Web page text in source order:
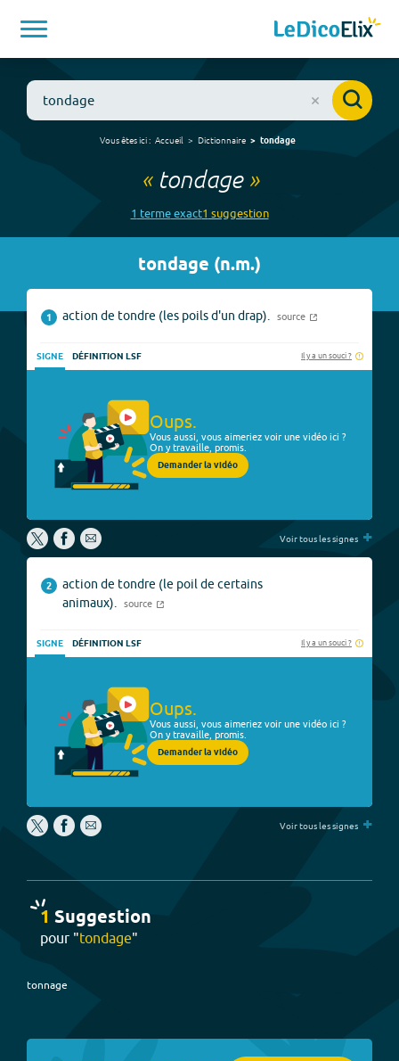
Vous êtes ici : Accueil Dictionnaire tondage
« tondage»
1 termeexact1 suggestion
tondage (n.m.)
1 action de tondre (les poils d'un drap). source
SIGNE DÉFINITION LSF Il y a un souci ?
Oups.
Vous aussi, vous aimeriez voir une vidéo ici ?
On y travaille, promis.
Demander la vidéo
Voir tous les signes +
2
action de tondre (le poil de certains
animaux).
source
SIGNE DÉFINITION LSF Il y a un souci ?
Oups.
Vous aussi, vous aimeriez voir une vidéo ici ?
On y travaille, promis.
Demander la vidéo
Voir tous les signes +
1 Suggestion
pour "tondage"
tonnage